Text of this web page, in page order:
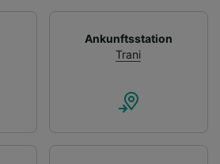
Ankunftsstation
Trani